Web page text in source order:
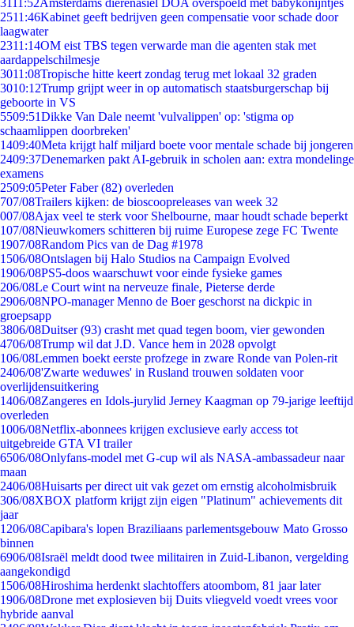
3111:52Amsterdams dierenasiel DOA overspoeld met babykonijntjes
2511:46Kabinet geeft bedrijven geen compensatie voor schade door
laagwater
2311:14OM eist TBS tegen verwarde man die agenten stak met
aardappelschilmesje
3011:08Tropische hitte keert zondag terug met lokaal 32 graden
3010:12Trump grijpt weer in op automatisch staatsburgerschap bij
geboorte in VS
5509:51Dikke Van Dale neemt 'vulvalippen' op: 'stigma op
schaamlippen doorbreken'
1409:40Meta krijgt half miljard boete voor mentale schade bij jongeren
2409:37Denemarken pakt AI-gebruik in scholen aan: extra mondelinge
examens
2509:05Peter Faber (82) overleden
707/08Trailers kijken: de bioscoopreleases van week 32
007/08Ajax veel te sterk voor Shelbourne, maar houdt schade beperkt
107/08Nieuwkomers schitteren bij ruime Europese zege FC Twente
1907/08Random Pics van de Dag #1978
1506/08Ontslagen bij Halo Studios na Campaign Evolved
1906/08PS5-doos waarschuwt voor einde fysieke games
206/08Le Court wint na nerveuze finale, Pieterse derde
2906/08NPO-manager Menno de Boer geschorst na dickpic in
groepsapp
3806/08Duitser (93) crasht met quad tegen boom, vier gewonden
4706/08Trump wil dat J.D. Vance hem in 2028 opvolgt
106/08Lemmen boekt eerste profzege in zware Ronde van Polen-rit
2406/08'Zwarte weduwes' in Rusland trouwen soldaten voor
overlijdensuitkering
1406/08Zangeres en Idols-jurylid Jerney Kaagman op 79-jarige leeftijd
overleden
1006/08Netflix-abonnees krijgen exclusieve early access tot
uitgebreide GTA VI trailer
6506/08Onlyfans-model met G-cup wil als NASA-ambassadeur naar
maan
2406/08Huisarts per direct uit vak gezet om ernstig alcoholmisbruik
306/08XBOX platform krijgt zijn eigen "Platinum" achievements dit
jaar
1206/08Capibara's lopen Braziliaans parlementsgebouw Mato Grosso
binnen
6906/08Israël meldt dood twee militairen in Zuid-Libanon, vergelding
aangekondigd
1506/08Hiroshima herdenkt slachtoffers atoombom, 81 jaar later
1906/08Drone met explosieven bij Duits vliegveld voedt vrees voor
hybride aanval